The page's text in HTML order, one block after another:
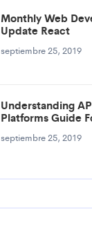
Monthly Web
Update React
septiembre 25, 2019
Understanding
Platforms Guide
septiembre 25, 2019